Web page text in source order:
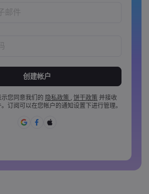
含 1 个大写字母
含 1 个小写字母
~!@#£%^&amp;*()_-+=:;&lt;&gt;{,[]?,.
您同意我们的 隐私政策 , 饼干政策 并接收
订阅可以在您帐户的通知设置下进行管理。